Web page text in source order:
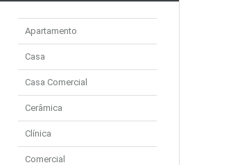
Apartamento
Casa
Casa Comercial
Cerâmica
Clínica
Comercial